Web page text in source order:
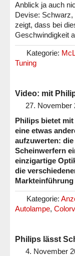
Anblick ja auch
Devise:
zeigt, dass bei
Geschwindigkeit
Kategorie:
Tuning
Video: mit
27. November
Philips bietet
eine etwas
aufzuwerten:
Scheinwerfern
einzigartige
die
Kategorie:
Autolampe,
Philips lässt
4. November